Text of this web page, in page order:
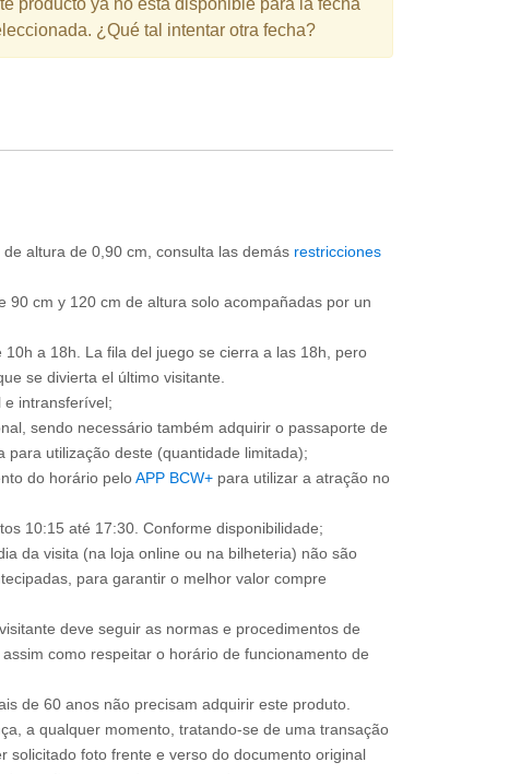
30 31
producto ya no está disponible para la fecha
¿Qué tal intentar otra fecha?
de altura de 0,90 cm, consulta las demás restricciones
90 cm y 120 cm de altura solo acompañadas por un
10h a 18h. La fila del juego se cierra a las 18h, pero
se divierta el último visitante.
e intransferível;
sendo necessário também adquirir o passaporte de
para utilização deste (quantidade limitada);
do horário peloAPP BCW+ para utilizar a atração no
10:15 até 17:30. Conforme disponibilidade;
da visita (na loja online ou na bilheteria) não são
para garantir o melhor valor compre
deve seguir as normas e procedimentos de
como respeitar o horário de funcionamento de
de 60 anos não precisam adquirir este produto.
a qualquer momento, tratando-se de uma transação
solicitado foto frente e verso do documento original